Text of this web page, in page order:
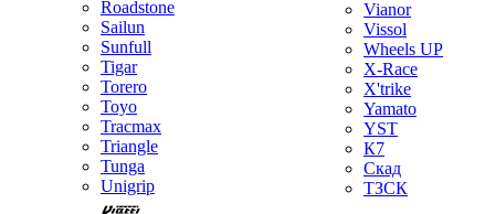
Roadstone
Sailun
Sunfull
Tigar
Torero
Toyo
Tracmax
Triangle
Tunga
Unigrip
Vianor
Vissol
Wheels UP
X-Race
X'trike
Yamato
YST
К7
Скад
ТЗСК